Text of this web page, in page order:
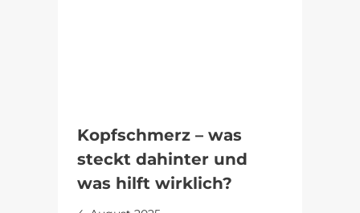
Kopfschmerz – was
steckt dahinter und
was hilft wirklich?